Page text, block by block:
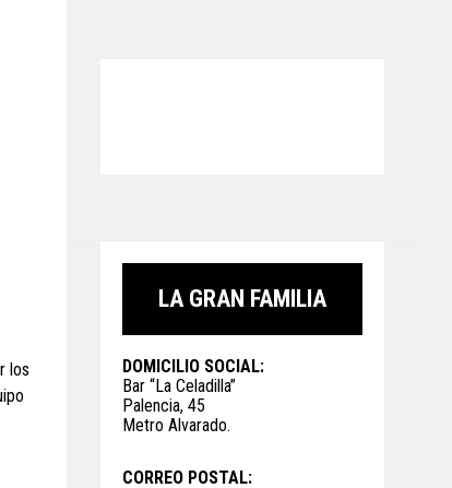
los
LA GRAN FAMILIA
DOMICILIO SOCIAL:
Bar “La Celadilla”
Palencia, 45
Metro Alvarado.
CORREO POSTAL: